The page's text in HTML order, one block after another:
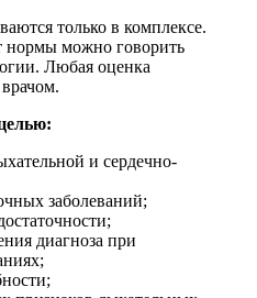
только в комплексе.
нормы можно говорить
Любая оценка
и сердечно-
заболеваний;
диагноза при